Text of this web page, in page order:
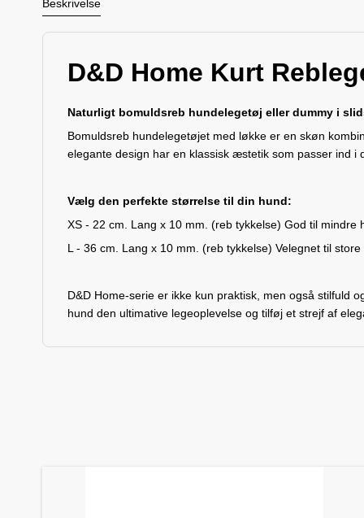
Beskrivelse
D&D Home Kurt
Naturligt bomuldsreb hundelegetøj eller dummy i
Bomuldsreb hundelegetøjet med løkke er en skøn
elegante design har en klassisk æstetik som passer ind i
Vælg den perfekte størrelse til din hund:
XS - 22 cm. Lang x 10 mm. (reb tykkelse) God til mindre
L - 36 cm. Lang x 10 mm. (reb tykkelse) Velegnet til store
D&D Home-serie er ikke kun praktisk, men også stilfuld
hund den ultimative legeoplevelse og tilføj et strejf af